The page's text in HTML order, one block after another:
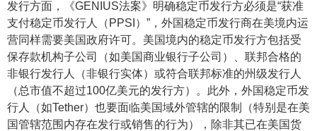
发行方面，《GENIUS法案》明确稳定币发行方必须是“获准
支付稳定币发行人（PPSI）”，外国稳定币发行商在美境内运
营同样需要美国政府许可。美国境内的稳定币发行方包括受
保存款机构子公司（如美国商业银行子公司）、联邦合格的
非银行发行人（非银行实体）或符合联邦标准的州级发行人
（总市值不超过100亿美元的发行方）。此外，外国稳定币发
行人（如Tether）也要面临美国域外管辖的限制（特别是在美
国管辖范围内存在发行或销售的行为），除非其已在美国货